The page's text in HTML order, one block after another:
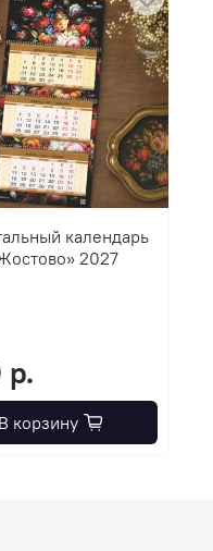
календарь
2027
р.
В корзину